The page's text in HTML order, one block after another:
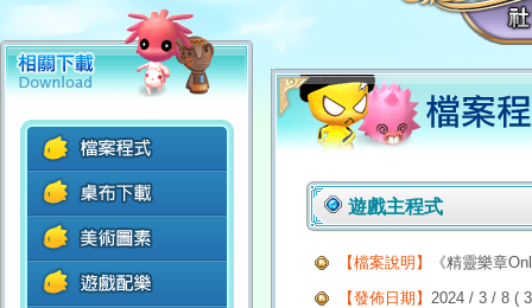
遊戲主程式
【檔案說明】
《精靈樂章
【發佈日期】 2024 / 3 / 8 (